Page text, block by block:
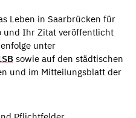
Leben in Saarbrücken für
und Ihr Zitat veröffentlicht
unter
sowie auf den städtischen
und im Mitteilungsblatt der